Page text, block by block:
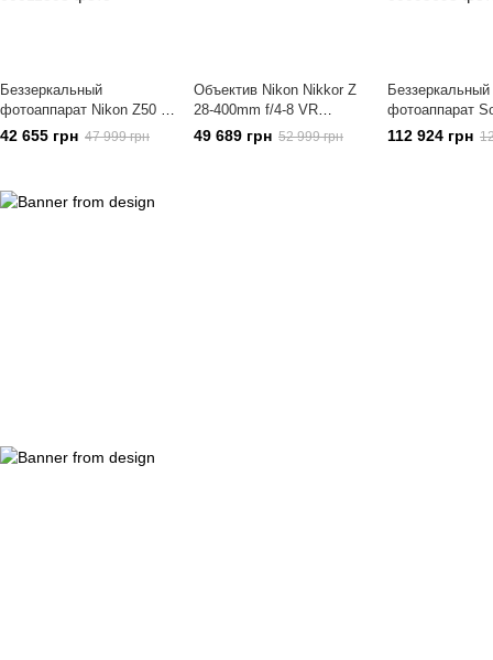
Беззеркальный
фотоаппарат Nikon Z50 II
kit 16–50mm VR
(VOA150K001)
42 655 грн 47 999 грн
Объектив Nikon Nikkor Z
28-400mm f/4-8 VR
(JMA722DA)
49 689 грн 52 999 грн
Беззеркальный
фотоаппарат
A7s III body
112 924 грн